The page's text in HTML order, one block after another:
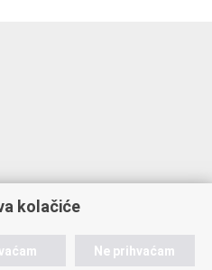
RH
ratu (Ministarstvo hrvatskih
kolačiće
Ne prihvaćam